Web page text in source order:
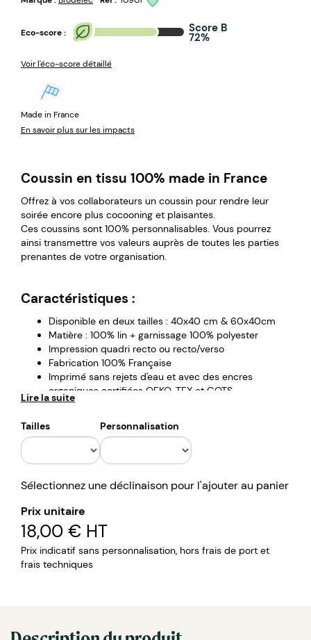
Eco-score : Score B
72%
Voir l'éco-score détaillé
Made in France
En savoir plus sur les impacts
Coussin en tissu 100% made in France
Offrez à vos collaborateurs un coussin pour rendre leur
soirée encore plus cocooning et plaisantes.
Ces coussins sont 100% personnalisables. Vous pourrez
ainsi transmettre vos valeurs auprès de toutes les parties
prenantes de votre organisation.
Caractéristiques :
Disponible en deux tailles : 40x40 cm & 60x40cm
Matière : 100% lin + garnissage 100% polyester
Impression quadri recto ou recto/verso
Fabrication 100% Française
Imprimé sans rejets d'eau et avec des encres
organiques certifiées OEKO-TEX et GOTS
Lire la suite
Tailles Personnalisation
Sélectionnez une déclinaison pour l'ajouter au panier
Prix unitaire
18,00 € HT
Prix indicatif sans personnalisation, hors frais de port et
frais techniques